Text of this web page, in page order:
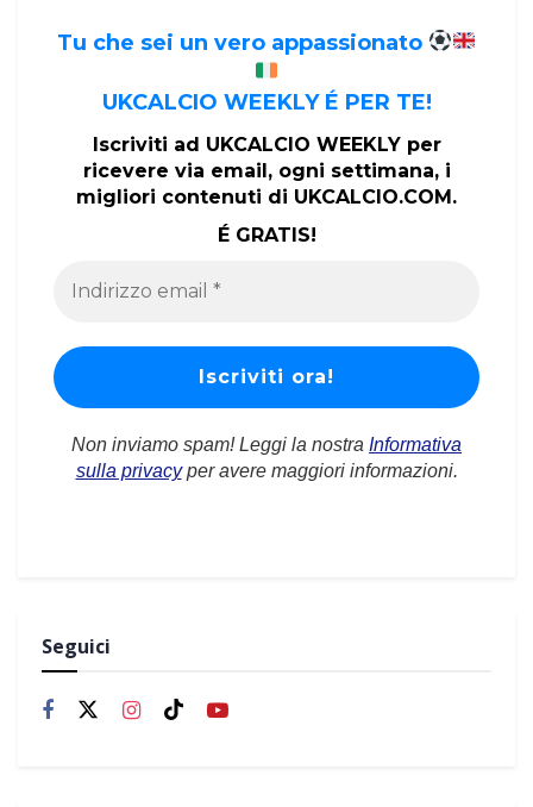
Tu che sei un vero appassionato
UKCALCIO WEEKLY É PER TE!
Iscriviti ad UKCALCIO WEEKLY per
ricevere via email, ogni settimana, i
migliori contenuti di UKCALCIO.COM.
É GRATIS!
Non inviamo spam! Leggi la nostra Informativa
sulla privacyper avere maggiori informazioni.
Seguici